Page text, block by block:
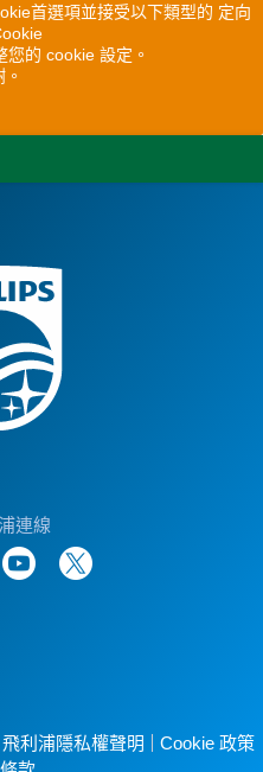
首選項並接受以下類型的 定向
的 cookie 設定。
連線
飛利浦隱私權聲明
Cookie 政策